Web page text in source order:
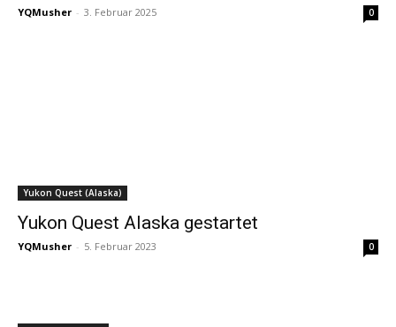
YQMusher - 3. Februar 2025 0
Yukon Quest (Alaska)
Yukon Quest Alaska gestartet
YQMusher - 5. Februar 2023 0